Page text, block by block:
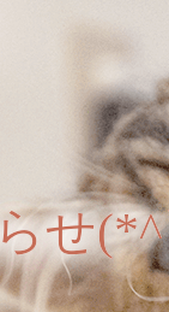
らせ